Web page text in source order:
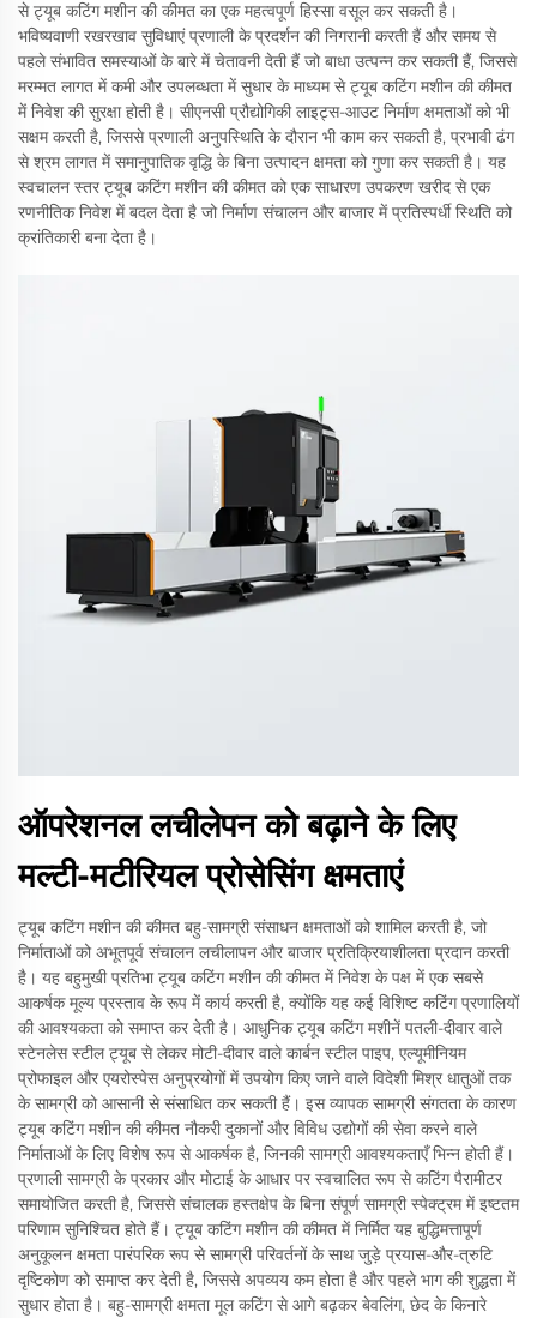
से ट्यूब कटिंग मशीन की कीमत का एक महत्वपूर्ण हिस्सा वसूल कर सकती है।
भविष्यवाणी रखरखाव सुविधाएं प्रणाली के प्रदर्शन की निगरानी करती हैं और समय से
पहले संभावित समस्याओं के बारे में चेतावनी देती हैं जो बाधा उत्पन्न कर सकती हैं, जिससे
मरम्मत लागत में कमी और उपलब्धता में सुधार के माध्यम से ट्यूब कटिंग मशीन की कीमत
में निवेश की सुरक्षा होती है। सीएनसी प्रौद्योगिकी लाइट्स-आउट निर्माण क्षमताओं को भी
सक्षम करती है, जिससे प्रणाली अनुपस्थिति के दौरान भी काम कर सकती है, प्रभावी ढंग
से श्रम लागत में समानुपातिक वृद्धि के बिना उत्पादन क्षमता को गुणा कर सकती है। यह
स्वचालन स्तर ट्यूब कटिंग मशीन की कीमत को एक साधारण उपकरण खरीद से एक
रणनीतिक निवेश में बदल देता है जो निर्माण संचालन और बाजार में प्रतिस्पर्धी स्थिति को
क्रांतिकारी बना देता है।
ऑपरेशनल लचीलेपन को बढ़ाने के लिए
मल्टी-मटीरियल प्रोसेसिंग क्षमताएं
ट्यूब कटिंग मशीन की कीमत बहु-सामग्री संसाधन क्षमताओं को शामिल करती है, जो
निर्माताओं को अभूतपूर्व संचालन लचीलापन और बाजार प्रतिक्रियाशीलता प्रदान करती
है। यह बहुमुखी प्रतिभा ट्यूब कटिंग मशीन की कीमत में निवेश के पक्ष में एक सबसे
आकर्षक मूल्य प्रस्ताव के रूप में कार्य करती है, क्योंकि यह कई विशिष्ट कटिंग प्रणालियों
की आवश्यकता को समाप्त कर देती है। आधुनिक ट्यूब कटिंग मशीनें पतली-दीवार वाले
स्टेनलेस स्टील ट्यूब से लेकर मोटी-दीवार वाले कार्बन स्टील पाइप, एल्यूमीनियम
प्रोफाइल और एयरोस्पेस अनुप्रयोगों में उपयोग किए जाने वाले विदेशी मिश्र धातुओं तक
के सामग्री को आसानी से संसाधित कर सकती हैं। इस व्यापक सामग्री संगतता के कारण
ट्यूब कटिंग मशीन की कीमत नौकरी दुकानों और विविध उद्योगों की सेवा करने वाले
निर्माताओं के लिए विशेष रूप से आकर्षक है, जिनकी सामग्री आवश्यकताएँ भिन्न होती हैं।
प्रणाली सामग्री के प्रकार और मोटाई के आधार पर स्वचालित रूप से कटिंग पैरामीटर
समायोजित करती है, जिससे संचालक हस्तक्षेप के बिना संपूर्ण सामग्री स्पेक्ट्रम में इष्टतम
परिणाम सुनिश्चित होते हैं। ट्यूब कटिंग मशीन की कीमत में निर्मित यह बुद्धिमत्तापूर्ण
अनुकूलन क्षमता पारंपरिक रूप से सामग्री परिवर्तनों के साथ जुड़े प्रयास-और-त्रुटि
दृष्टिकोण को समाप्त कर देती है, जिससे अपव्यय कम होता है और पहले भाग की शुद्धता में
सुधार होता है। बहु-सामग्री क्षमता मूल कटिंग से आगे बढ़कर बेवलिंग, छेद के किनारे